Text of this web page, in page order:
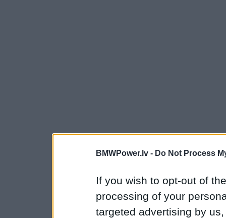
BMWPower.lv - Do Not Process
If you wish to opt-out of
processing of your
targeted advertising by